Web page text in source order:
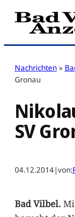
Zum
Inhalt
Nachrichten »
Gronau
SV
04.12.2014|von:
Bad Vilbel.